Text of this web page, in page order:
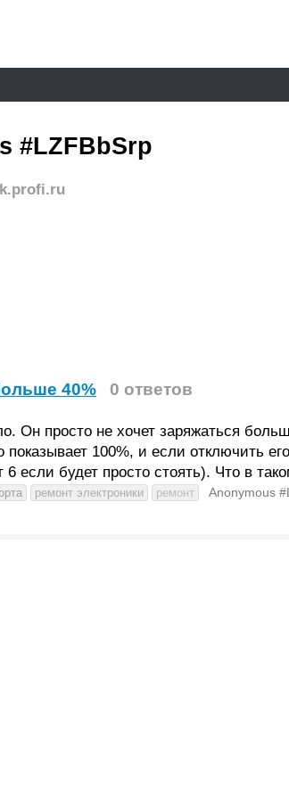
#LZFBbSrp
40% 0 ответов
Он просто не хочет заряжаться
100%, и если отключить
если будет просто стоять). Что в
ремонт электроники ремонт Anonymous